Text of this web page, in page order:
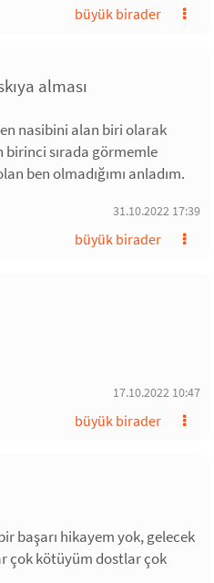
büyük birader
alması
nasibini alan biri olarak
sırada görmemle
ben olmadığımı anladım.
31.10.2022 17:39
büyük birader
17.10.2022 10:47
büyük birader
başarı hikayem yok, gelecek
çok kötüyüm dostlar çok